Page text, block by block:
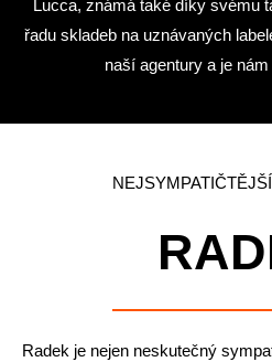
Lucca, známá také díky svému
řadu skladeb na uznávaných
naší agentury a je
Radek je nejen neskutečný